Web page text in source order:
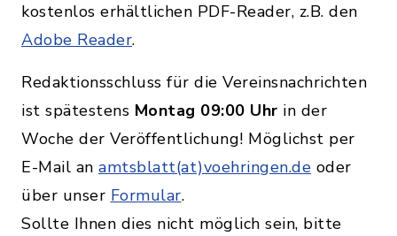
kostenlos erhältlichen PDF-Reader, z.B. den
Adobe Reader.
Redaktionsschluss für die Vereinsnachrichten
ist spätestens Montag 09:00 Uhr in der
Woche der Veröffentlichung! Möglichst per
E-Mail an amtsblatt(at)voehringen.de oder
über unser Formular.
Sollte Ihnen dies nicht möglich sein, bitte